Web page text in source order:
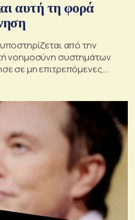
αυτή τη φορά
από την
νοημοσύνη συστημάτων
σε μη επιτρεπόμενες
παραπλανητικά.